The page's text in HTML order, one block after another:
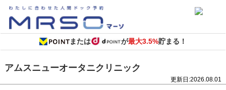
または が最大3.5%貯まる！
アムスニューオータニクリニック
更新日:2026.08.01